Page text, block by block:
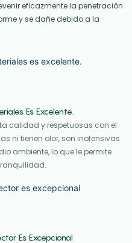
eficazmente la penetración
y se dañe debido a la
Es Excelente.
calidad y respetuosas con el
ni tienen olor, son inofensivas
ambiente, lo que le permite
Es Excepcional